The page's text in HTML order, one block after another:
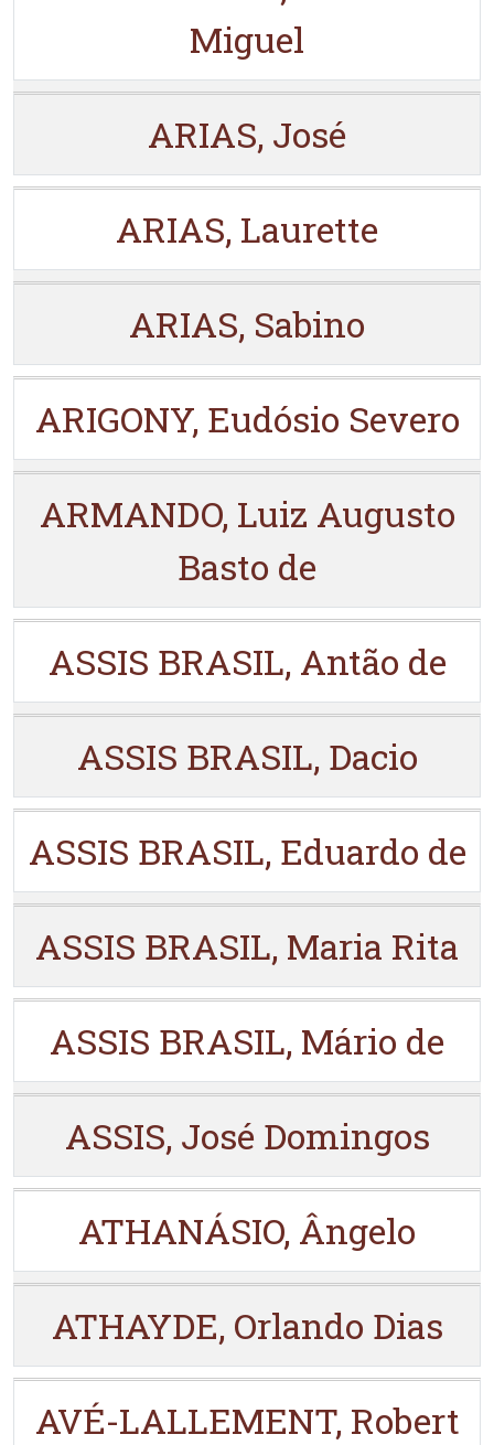
Miguel
ARIAS, José
ARIAS, Laurette
ARIAS, Sabino
ARIGONY, Eudósio Severo
ARMANDO, Luiz Augusto
Basto de
ASSIS BRASIL, Antão de
ASSIS BRASIL, Dacio
ASSIS BRASIL, Eduardo de
ASSIS BRASIL, Maria Rita
ASSIS BRASIL, Mário de
ASSIS, José Domingos
ATHANÁSIO, Ângelo
ATHAYDE, Orlando Dias
AVÉ-LALLEMENT, Robert